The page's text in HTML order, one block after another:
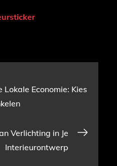
Economie: Kies
Verlichting in Je
Interieurontwerp